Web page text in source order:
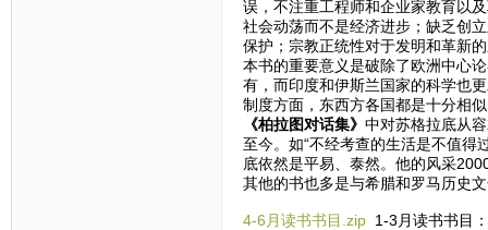
误，不注重工程师和企业家教育以
社会动荡而不是经济进步；缺乏创
保护；宗教正统性对于发明和革新
本书的重要意义是破除了欧洲中心
有，而印度和伊斯兰国家的科学也
制度方面，东西方各国都是十分相
《柏拉图对话集》 中对苏格拉底从
至今。如“不经考查的生活是不值得
底依然是平易、泰然。他的风采
其他的书也多是与希腊和罗马历史
4-6月读书书目.zip1-3月读书书目：